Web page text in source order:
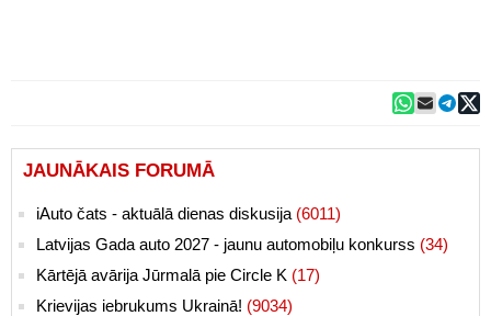
JAUNĀKAIS FORUMĀ
iAuto čats - aktuālā dienas diskusija (6011)
Latvijas Gada auto 2027 - jaunu automobiļu konkurss (34)
Kārtējā avārija Jūrmalā pie Circle K (17)
Krievijas iebrukums Ukrainā! (9034)